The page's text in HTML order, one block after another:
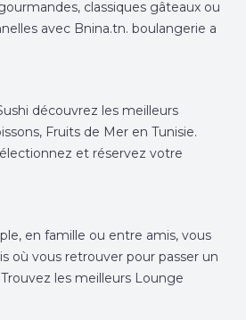
classiques gâteaux ou
avec Bnina.tn. boulangerie a
sousse .
découvrez les meilleurs
Fruits de Mer en Tunisie.
et réservez votre
en famille ou entre amis, vous
où vous retrouver pour passer un
les meilleurs Lounge